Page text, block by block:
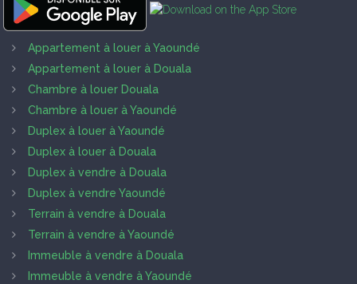
Appartement à louer à Yaoundé
Appartement à louer à Douala
Chambre à louer Douala
Chambre à louer à Yaoundé
Duplex à louer à Yaoundé
Duplex à louer à Douala
Duplex à vendre à Douala
Duplex à vendre Yaoundé
Terrain à vendre à Douala
Terrain à vendre à Yaoundé
Immeuble à vendre à Douala
Immeuble à vendre à Yaoundé